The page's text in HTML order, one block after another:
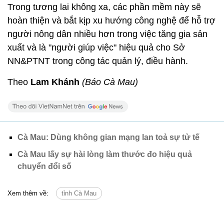
Trong tương lai không xa, các phần mềm này sẽ
hoàn thiện và bắt kịp xu hướng công nghệ để hỗ trợ
người nông dân nhiều hơn trong việc tăng gia sản
xuất và là "người giúp việc" hiệu quả cho Sở
NN&PTNT trong công tác quản lý, điều hành.
Theo Lam Khánh (Báo Cà Mau)
Cà Mau: Dùng không gian mạng lan toả sự tử tế
Cà Mau lấy sự hài lòng làm thước đo hiệu quả
chuyển đổi số
Xem thêm về: tỉnh Cà Mau